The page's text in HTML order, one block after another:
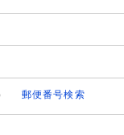
郵便番号検索